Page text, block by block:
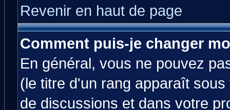
Revenir en haut de page
Comment puis-je changer
En général, vous ne pouvez
(le titre d'un rang apparaît
de discussions et dans votre